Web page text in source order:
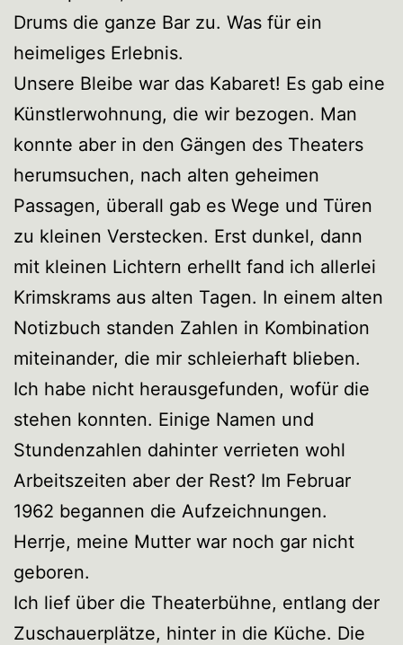
Drums die ganze Bar zu. Was für ein
heimeliges Erlebnis.
Unsere Bleibe war das Kabaret! Es gab eine
Künstlerwohnung, die wir bezogen. Man
konnte aber in den Gängen des Theaters
herumsuchen, nach alten geheimen
Passagen, überall gab es Wege und Türen
zu kleinen Verstecken. Erst dunkel, dann
mit kleinen Lichtern erhellt fand ich allerlei
Krimskrams aus alten Tagen. In einem alten
Notizbuch standen Zahlen in Kombination
miteinander, die mir schleierhaft blieben.
Ich habe nicht herausgefunden, wofür die
stehen konnten. Einige Namen und
Stundenzahlen dahinter verrieten wohl
Arbeitszeiten aber der Rest? Im Februar
1962 begannen die Aufzeichnungen.
Herrje, meine Mutter war noch gar nicht
geboren.
Ich lief über die Theaterbühne, entlang der
Zuschauerplätze, hinter in die Küche. Die